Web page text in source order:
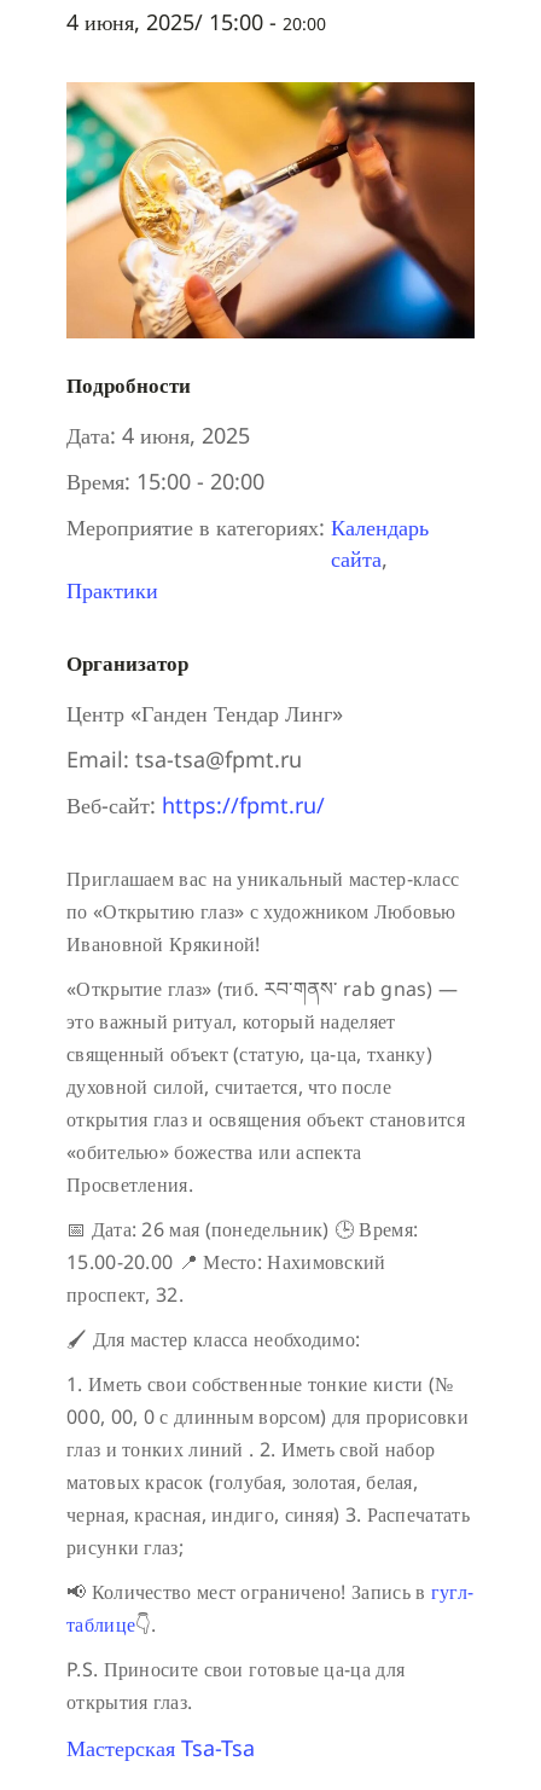
4 июня, 2025/ 15:00 - 20:00
Подробности
Дата: 4 июня, 2025
Время: 15:00 - 20:00
Мероприятие в категориях: Календарь
сайта,
Практики
Организатор
Центр «Ганден Тендар Линг»
Email: tsa-tsa@fpmt.ru
Веб-сайт: https://fpmt.ru/
Приглашаем вас на уникальный мастер-класс
по «Открытию глаз» с художником Любовью
Ивановной Крякиной!
«Открытие глаз» (тиб. རབ་གནས་ rab gnas) —
это важный ритуал, который наделяет
священный объект (статую, ца-ца, тханку)
духовной силой, считается, что после
открытия глаз и освящения объект становится
«обителью» божества или аспекта
Просветления.
📅 Дата: 26 мая (понедельник) 🕒 Время:
15.00-20.00 📍 Место: Нахимовский
проспект, 32.
🖌️ Для мастер класса необходимо:
1. Иметь свои собственные тонкие кисти (№
000, 00, 0 с длинным ворсом) для прорисовки
глаз и тонких линий . 2. Иметь свой набор
матовых красок (голубая, золотая, белая,
черная, красная, индиго, синяя) 3. Распечатать
рисунки глаз;
📢 Количество мест ограничено! Запись в гугл-
таблице👇.
P.S. Приносите свои готовые ца-ца для
открытия глаз.
Мастерская Tsa-Tsa